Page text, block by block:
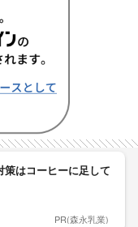
策はコーヒーに足して
PR(森永乳業)